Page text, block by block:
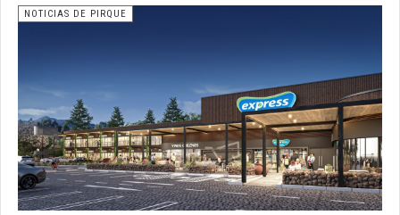
NOTICIAS DE PIRQUE